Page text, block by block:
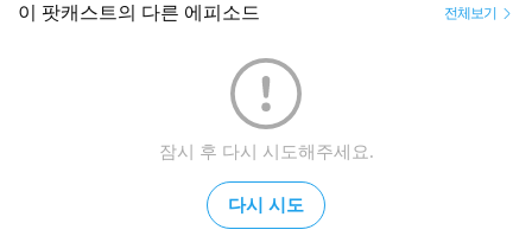
이 팟캐스트의 다른 에피소드 전체보기
잠시 후 다시 시도해주세요.
다시 시도